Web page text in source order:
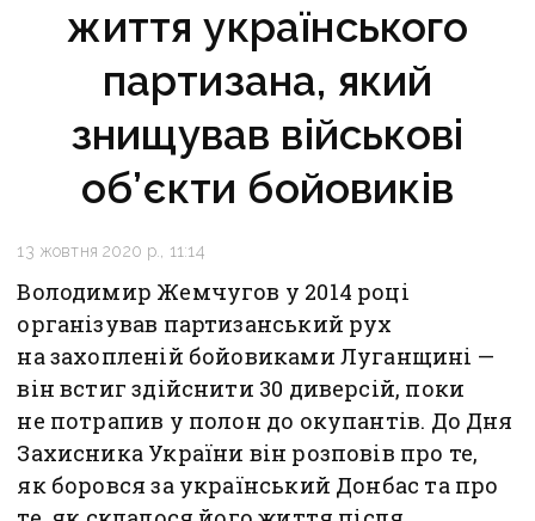
життя українського
партизана, який
знищував військові
об’єкти бойовиків
13 жовтня 2020 р., 11:14
Володимир Жемчугов у 2014 році
організував партизанський рух
на захопленій бойовиками Луганщині —
він встиг здійснити 30 диверсій, поки
не потрапив у полон до окупантів. До Дня
Захисника України він розповів про те,
як боровся за український Донбас та про